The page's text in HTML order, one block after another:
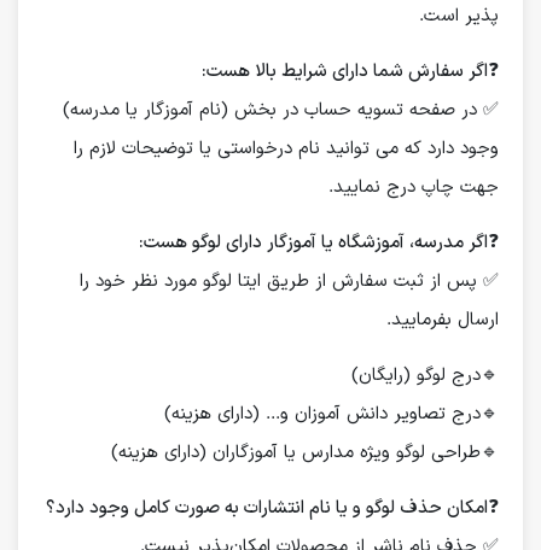
پذیر است.
❓اگر سفارش شما دارای شرایط بالا هست:
✅ در صفحه تسویه حساب در بخش (نام آموزگار یا مدرسه)
وجود دارد که می توانید نام درخواستی یا توضیحات لازم را
جهت چاپ درج نمایید.
❓اگر مدرسه، آموزشگاه یا آموزگار دارای لوگو هست:
✅ پس از ثبت سفارش از طریق ایتا لوگو مورد نظر خود را
ارسال بفرمایید.
🔹درج لوگو (رایگان)
🔹درج تصاویر دانش آموزان و... (دارای هزینه)
🔹طراحی لوگو ویژه مدارس یا آموزگاران (دارای هزینه)
❓امکان حذف لوگو و یا نام انتشارات به صورت کامل وجود دارد؟